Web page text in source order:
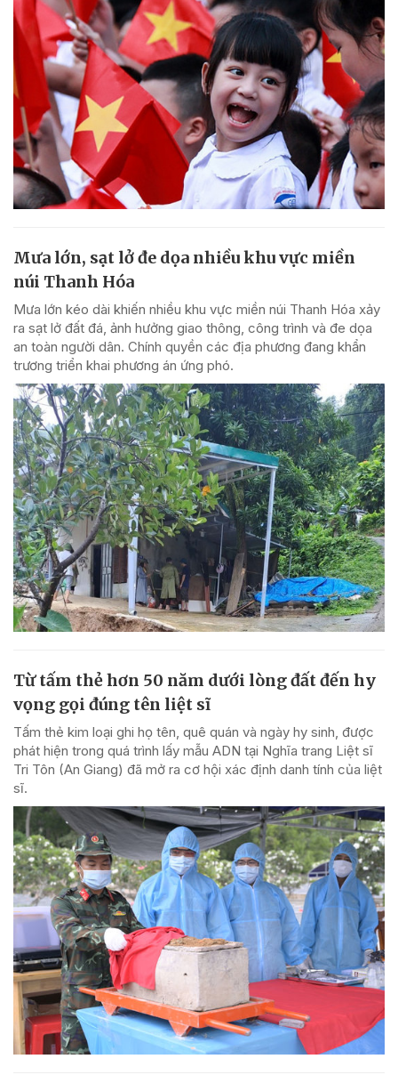
Mưa lớn, sạt lở đe dọa nhiều khu vực miền
núi Thanh Hóa
Mưa lớn kéo dài khiến nhiều khu vực miền núi Thanh Hóa xảy
ra sạt lở đất đá, ảnh hưởng giao thông, công trình và đe dọa
an toàn người dân. Chính quyền các địa phương đang khẩn
trương triển khai phương án ứng phó.
Từ tấm thẻ hơn 50 năm dưới lòng đất đến hy
vọng gọi đúng tên liệt sĩ
Tấm thẻ kim loại ghi họ tên, quê quán và ngày hy sinh, được
phát hiện trong quá trình lấy mẫu ADN tại Nghĩa trang Liệt sĩ
Tri Tôn (An Giang) đã mở ra cơ hội xác định danh tính của liệt
sĩ.